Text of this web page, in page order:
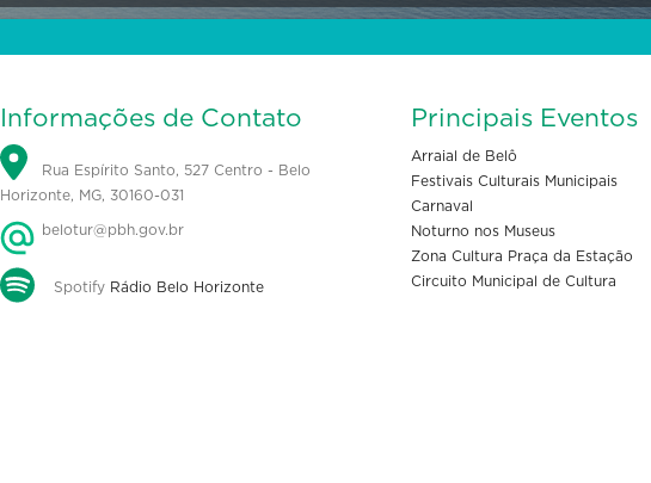
Informações de Contato
Rua Espírito Santo, 527 Centro - Belo
Horizonte, MG, 30160-031
belotur@pbh.gov.br
Spotify Rádio Belo Horizonte
Principais Eventos
Arraial de Belô
Festivais Culturais Municipais
Carnaval
Noturno nos Museus
Zona Cultura Praça da Estação
Circuito Municipal de Cultura